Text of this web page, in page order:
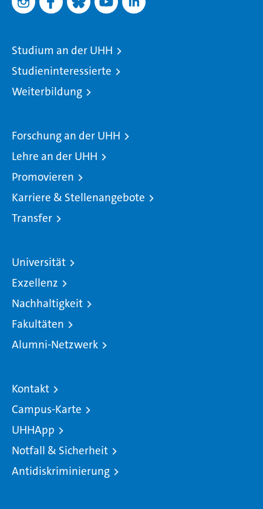
Studium an der UHH
Studieninteressierte
Weiterbildung
Forschung an der UHH
Lehre an der UHH
Promovieren
Karriere & Stellenangebote
Transfer
Universität
Exzellenz
Nachhaltigkeit
Fakultäten
Alumni-Netzwerk
Kontakt
Campus-Karte
UHHApp
Notfall & Sicherheit
Antidiskriminierung